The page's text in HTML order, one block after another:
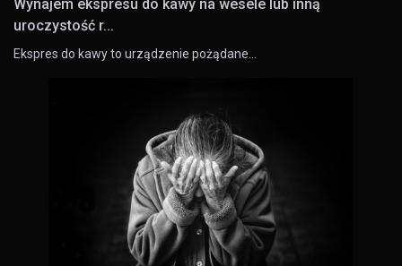
Wynajem ekspresu do kawy na wesele lub inną
uroczystość r...
Ekspres do kawy to urządzenie pożądane…